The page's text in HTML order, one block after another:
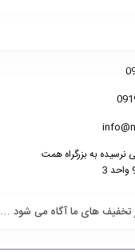
نرسیده به بزرگراه همت
تخفیف های ما آگاه می شود …